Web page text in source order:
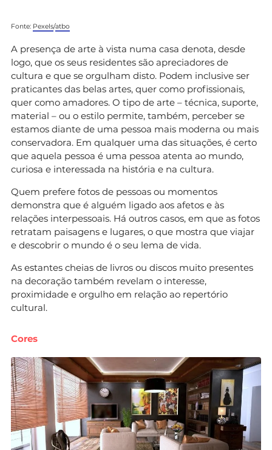
Fonte: Pexels/atbo
A presença de arte à vista numa casa denota, desde
logo, que os seus residentes são apreciadores de
cultura e que se orgulham disto. Podem inclusive ser
praticantes das belas artes, quer como profissionais,
quer como amadores. O tipo de arte – técnica, suporte,
material – ou o estilo permite, também, perceber se
estamos diante de uma pessoa mais moderna ou mais
conservadora. Em qualquer uma das situações, é certo
que aquela pessoa é uma pessoa atenta ao mundo,
curiosa e interessada na história e na cultura.
Quem prefere fotos de pessoas ou momentos
demonstra que é alguém ligado aos afetos e às
relações interpessoais. Há outros casos, em que as fotos
retratam paisagens e lugares, o que mostra que viajar
e descobrir o mundo é o seu lema de vida.
As estantes cheias de livros ou discos muito presentes
na decoração também revelam o interesse,
proximidade e orgulho em relação ao repertório
cultural.
Cores